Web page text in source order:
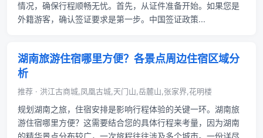
情况，确保行程顺畅无忧。首先，从证件准备开始。如果您是
外籍游客，确认签证要求是第一步。中国签证政策...
湖南旅游住宿哪里方便？各景点周边住宿区域分
析
推荐 · 洪江古商城,凤凰古城,天门山,岳麓山,张家界,花明楼
规划湖南之旅，住宿安排是影响行程体验的关键一环。湖南旅
游住宿哪里方便？这需要结合您的具体行程来考量，因为湖南
的精华景点分布较广，一次旅程往往涉及多个城市。一份详尽